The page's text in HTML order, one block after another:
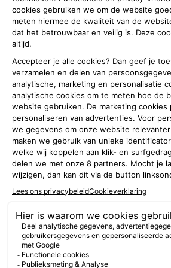
Over deze site
Brandweer
Speciaal voor
Stel een vraag aan de
jouw regio